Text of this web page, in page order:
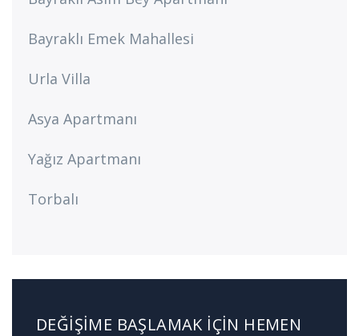
Bayraklı Emek Mahallesi
Urla Villa
Asya Apartmanı
Yağız Apartmanı
Torbalı
DEĞIŞIME BAŞLAMAK İÇIN HEMEN